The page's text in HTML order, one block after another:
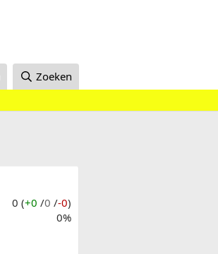
Zoeken
0 (+0 /0 /-0)
0%